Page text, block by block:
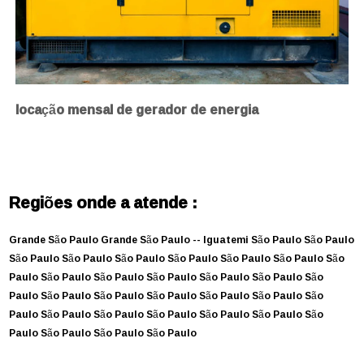
locação mensal de gerador de energia
Regiões onde a atende :
Grande São PauloGrande São Paulo -- IguatemiSão PauloSão Paulo
São PauloSão PauloSão PauloSão PauloSão PauloSão PauloSão
PauloSão PauloSão PauloSão PauloSão PauloSão PauloSão
PauloSão PauloSão PauloSão PauloSão PauloSão PauloSão
PauloSão PauloSão PauloSão PauloSão PauloSão PauloSão
PauloSão PauloSão PauloSão Paulo